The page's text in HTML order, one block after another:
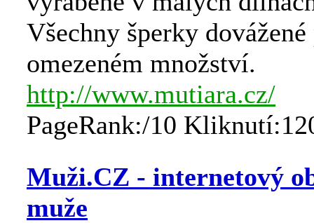
Všechny šperky
omezeném množství.
http://www.mutiara.cz/
PageRank:/10
Muži.CZ - internetový
muže